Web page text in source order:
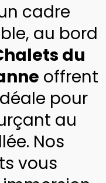
cadre
au bord
du
offrent
pour
au
Nos
vous